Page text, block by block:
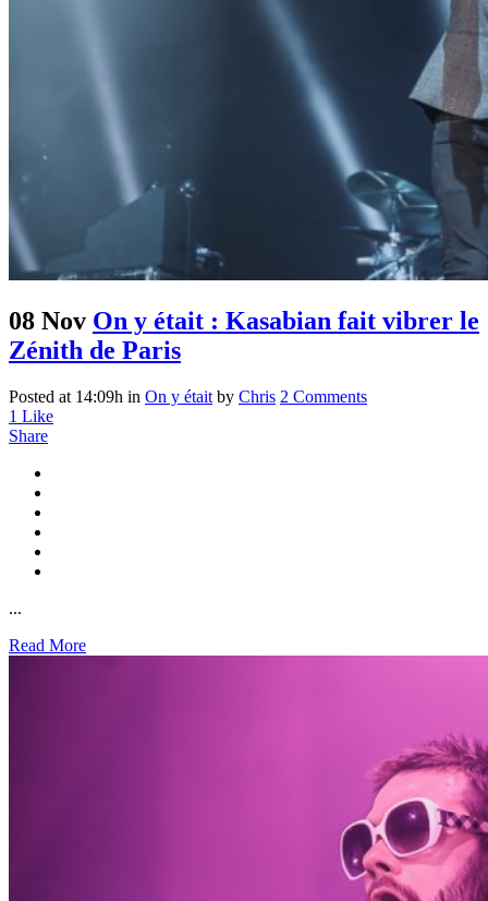
08 Nov On y était : Kasabian fait vibrer le
Zénith de Paris
Posted at 14:09h in On y était by Chris 2 Comments
1 Like
Share
...
Read More